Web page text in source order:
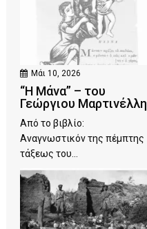
Μάι 10, 2026
“Η Μάνα” – του
Γεώργιου Μαρτινέλλη
Από το βιβλίο:
Αναγνωστικόν της πέμπτης
τάξεως του...